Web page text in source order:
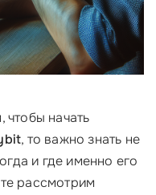
начать
, то важно знать не
и где именно его
рассмотрим